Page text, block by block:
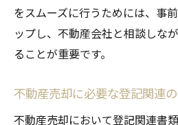
理
岡崎市で不動産売却時
例
不動産売却書類のよく
スムーズな取引へ導く書類
をスムーズに行うためには、事
ップし、不動産会社と相談しな
ることが重要です。
不動産売却に必要な登記関連
不動産売却において登記関連書